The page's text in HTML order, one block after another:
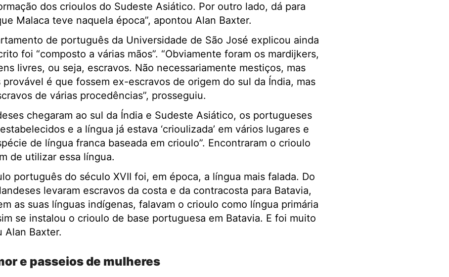
dos crioulos do Sudeste Asiático. Por outro lado, dá para
Malaca teve naquela época”, apontou Alan Baxter.
de português da Universidade de São José explicou ainda
foi “composto a várias mãos”. “Obviamente foram os mardijkers,
livres, ou seja, escravos. Não necessariamente mestiços, mas
provável é que fossem ex-escravos de origem do sul da Índia, mas
de várias procedências”, prosseguiu.
chegaram ao sul da Índia e Sudeste Asiático, os portugueses
e a língua já estava ‘crioulizada’ em vários lugares e
de língua franca baseada em crioulo”. Encontraram o crioulo
de utilizar essa língua.
português do século XVII foi, em época, a língua mais falada. Do
levaram escravos da costa e da contracosta para Batavia,
as suas línguas indígenas, falavam o crioulo como língua primária
se instalou o crioulo de base portuguesa em Batavia. E foi muito
Alan Baxter.
e passeios de mulheres